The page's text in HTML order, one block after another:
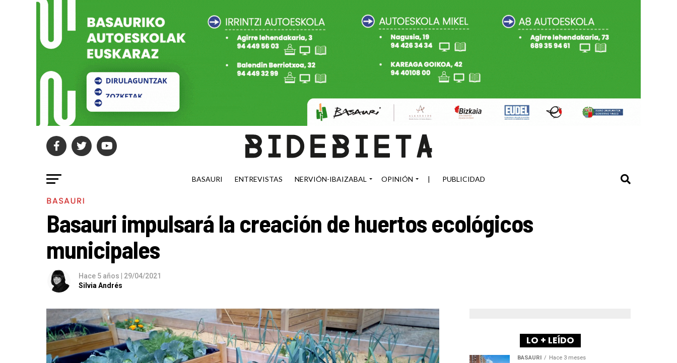
BASAURI ENTREVISTAS NERVIÓN-IBAIZABAL OPINIÓN | PUBLICIDAD
BASAURI
Basauri impulsará la creación de huertos ecológicos
municipales
Hace 5 años | 29/04/2021
Silvia Andrés
LO + LEÍDO
BASAURI Hace 3 meses